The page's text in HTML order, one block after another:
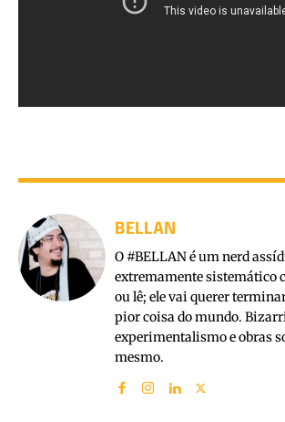
BELLAN
O #BELLAN é um nerd
extremamente sistemático
ou lê; ele vai querer
pior coisa do mundo.
experimentalismo e obras
mesmo.